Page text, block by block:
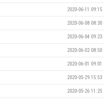
2020-06-11 09:15
2020-06-08 08:30
2020-06-04 09:23
2020-06-02 08:50
2020-06-01 09:01
2020-05-29 15:53
2020-05-26 11:25